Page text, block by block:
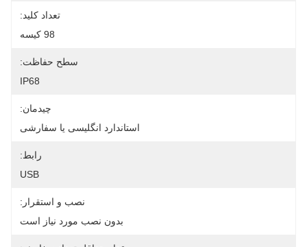
تعداد کلید:
98 کیسه
سطح حفاظت:
IP68
چیدمان:
استاندارد انگلیسی یا سفارشی
رابط:
USB
نصب و استقرار:
بدون نصب مورد نیاز است